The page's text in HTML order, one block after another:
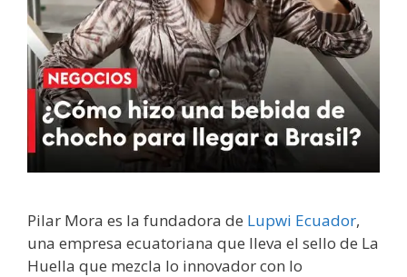
Pilar Mora es la fundadora de Lupwi Ecuador,
una empresa ecuatoriana que lleva el sello de La
Huella que mezcla lo innovador con lo